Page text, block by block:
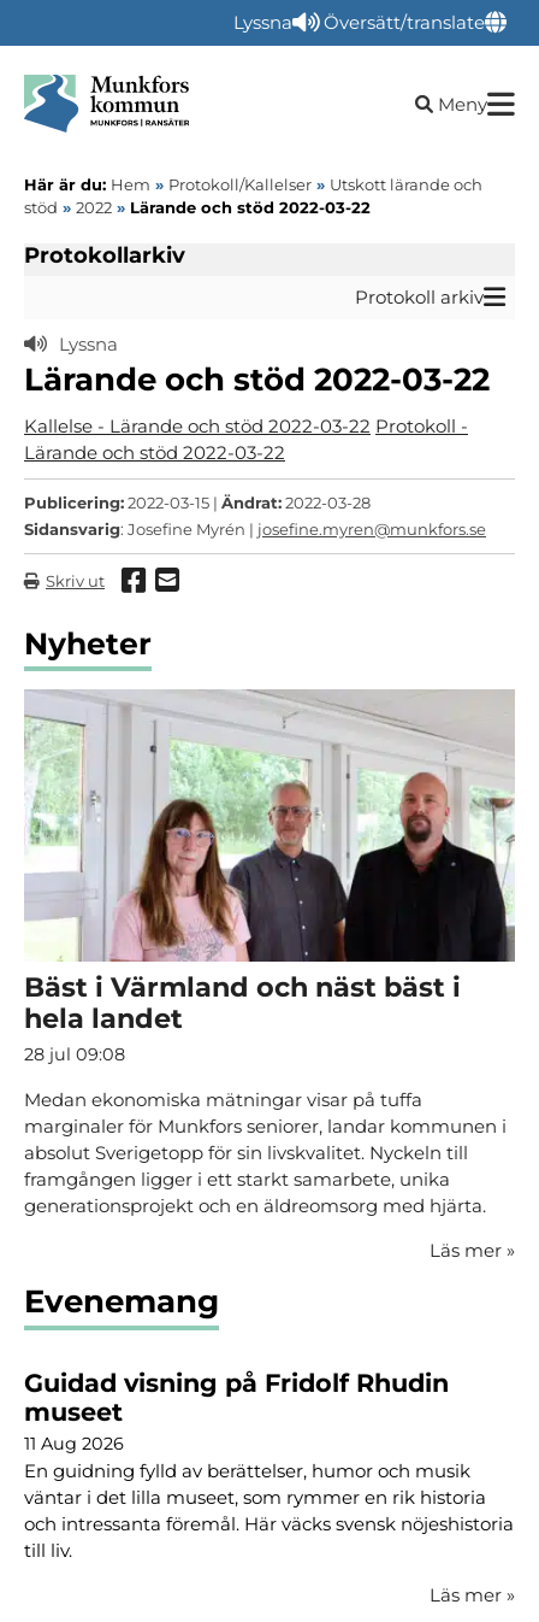
Lyssna Översätt/translate
Öppna
Meny
Här är du: Hem » Protokoll/Kallelser » Utskott lärande och
stöd » 2022 » Lärande och stöd 2022-03-22
Protokollarkiv
Protokoll arkiv
Lyssna
Lärande och stöd 2022-03-22
Kallelse - Lärande och stöd 2022-03-22 Protokoll -
Lärande och stöd 2022-03-22
Publicering:2022-03-15 | Ändrat:2022-03-28
Sidansvarig: Josefine Myrén | josefine.myren@munkfors.se
Skriv ut Dela via Facebook
Dela via mail
Nyheter
Bäst i Värmland och näst bäst i
hela landet
28 jul 09:08
Medan ekonomiska mätningar visar på tuffa
marginaler för Munkfors seniorer, landar kommunen i
absolut Sverigetopp för sin livskvalitet. Nyckeln till
framgången ligger i ett starkt samarbete, unika
generationsprojekt och en äldreomsorg med hjärta.
Läs mer »
Evenemang
Guidad visning på Fridolf Rhudin
museet
11 Aug 2026
En guidning fylld av berättelser, humor och musik
väntar i det lilla museet, som rymmer en rik historia
och intressanta föremål. Här väcks svensk nöjeshistoria
till liv.
Läs mer »